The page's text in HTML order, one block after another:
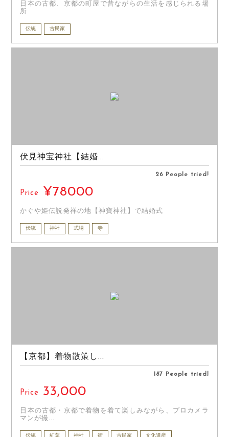
日本の古都、京都の町屋で昔ながらの生活を感じられる場
所
伝統 古民家
伏見神宝神社【結婚...
26 People tried!
Price ¥78000
かぐや姫伝説発祥の地【神寶神社】で結婚式
伝統 神社 式場 寺
【京都】着物散策し...
187 People tried!
Price 33,000
日本の古都・京都で着物を着て楽しみながら、プロカメラ
マンが撮...
伝統 紅葉 神社 街 古民家 文化遺産